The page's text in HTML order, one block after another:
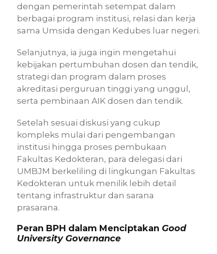
dengan pemerintah setempat dalam
berbagai program institusi, relasi dan kerja
sama Umsida dengan Kedubes luar negeri.
Selanjutnya, ia juga ingin mengetahui
kebijakan pertumbuhan dosen dan tendik,
strategi dan program dalam proses
akreditasi perguruan tinggi yang unggul,
serta pembinaan AIK dosen dan tendik.
Setelah sesuai diskusi yang cukup
kompleks mulai dari pengembangan
institusi hingga proses pembukaan
Fakultas Kedokteran, para delegasi dari
UMBJM berkeliling di lingkungan Fakultas
Kedokteran untuk menilik lebih detail
tentang infrastruktur dan sarana
prasarana.
Peran BPH dalam Menciptakan Good
University Governance